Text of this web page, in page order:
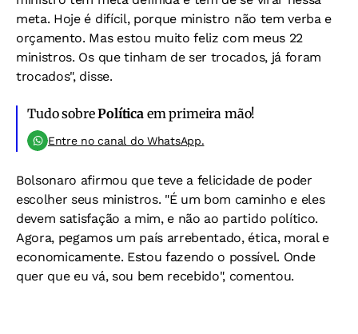
meta. Hoje é difícil, porque ministro não tem verba e
orçamento. Mas estou muito feliz com meus 22
ministros. Os que tinham de ser trocados, já foram
trocados", disse.
Tudo sobrePolítica em primeira mão!
Entre no canal do WhatsApp.
Bolsonaro afirmou que teve a felicidade de poder
escolher seus ministros. "É um bom caminho e eles
devem satisfação a mim, e não ao partido político.
Agora, pegamos um país arrebentado, ética, moral e
economicamente. Estou fazendo o possível. Onde
quer que eu vá, sou bem recebido", comentou.